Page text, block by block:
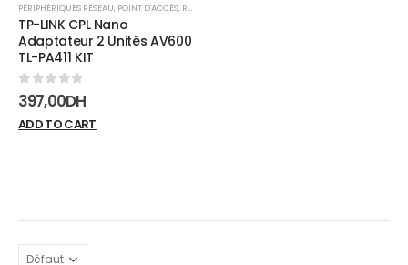
PÉRIPHÉRIQUES RÉSEAU, POINT D'ACCÈS, RÉSEAUX
TP-LINK CPL Nano
Adaptateur 2 Unités AV600
TL-PA411 KIT
0sur 5
397,00DH
ADD TO CART